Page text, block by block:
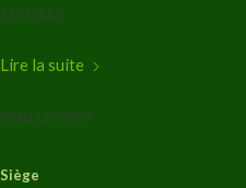
ARTICLES
Lire la suite
5 JUILLET 2023
Siège